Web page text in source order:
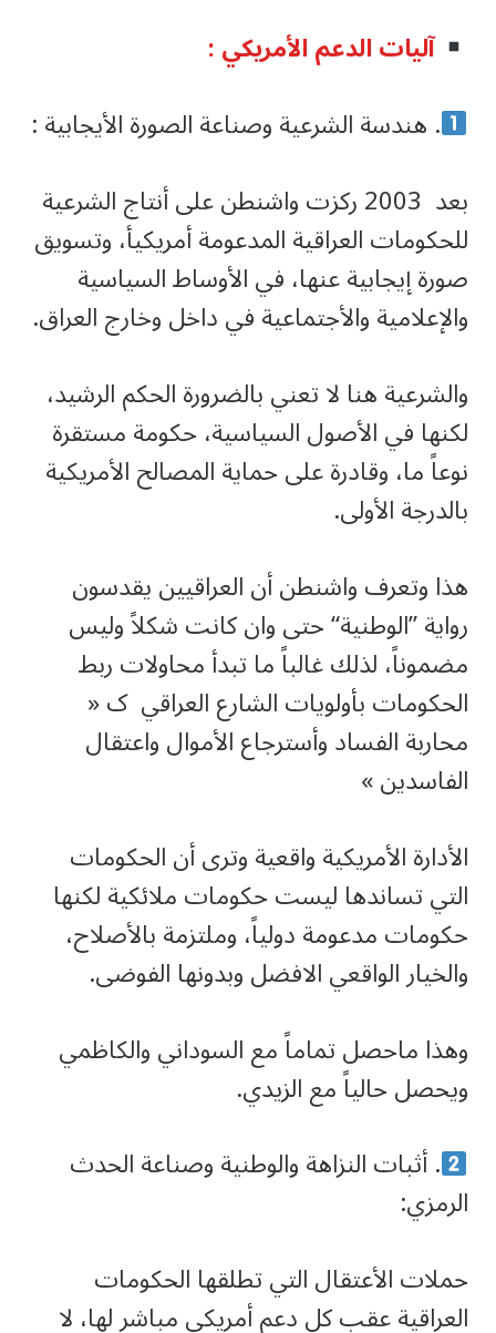
آليات الدعم الأمريكي :
. هندسة الشرعية وصناعة الصورة الأيجابية :
بعد 2003 ركزت واشنطن على أنتاج الشرعية
للحكومات العراقية المدعومة أمريكيأ، وتسويق
صورة إيجابية عنها، في الأوساط السياسية
والإعلامية والأجتماعية في داخل وخارج العراق.
والشرعية هنا لا تعني بالضرورة الحكم الرشيد،
لكنها في الأصول السياسية، حكومة مستقرة
نوعاً ما، وقادرة على حماية المصالح الأمريكية
بالدرجة الأولى.
هذا وتعرف واشنطن أن العراقيين يقدسون
رواية ”الوطنية“ حتى وان كانت شكلاً وليس
مضموناً، لذلك غالباً ما تبدأ محاولات ربط
الحكومات بأولويات الشارع العراقي ک «
محاربة الفساد وأسترجاع الأموال واعتقال
الفاسدين »
الأدارة الأمريكية واقعية وترى أن الحكومات
التي تساندها ليست حكومات ملائكية لكنها
حكومات مدعومة دولياً، وملتزمة بالأصلاح،
والخيار الواقعي الافضل وبدونها الفوضى.
وهذا ماحصل تماماً مع السوداني والكاظمي
ويحصل حالياً مع الزيدي.
. أثبات النزاهة والوطنية وصناعة الحدث
الرمزي:
حملات الأعتقال التي تطلقها الحكومات
العراقية عقب كل دعم أمريكي مباشر لها، لا